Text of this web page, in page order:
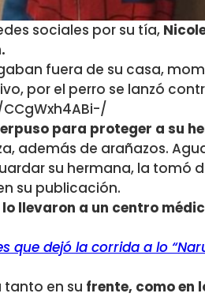
sociales por su tía,
fuera de su casa,
por el perro se lanzó
para proteger a su
además de arañazos.
su hermana, la tomó
su publicación.
lo llevaron a un centro
que dejó la corrida a lo
tanto en su frente, como en